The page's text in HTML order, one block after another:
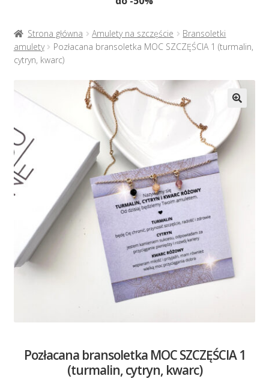
Bransoletki
menu
Na prezent
menu
Strona główna Amulety na szczęście
Bransoletki
amulety
Pozłacana bransoletka MOC SZCZĘŚCIA 1 (turmalin,
cytryn, kwarc)
Pozłacana bransoletka MOC SZCZĘŚCIA 1
(turmalin, cytryn, kwarc)